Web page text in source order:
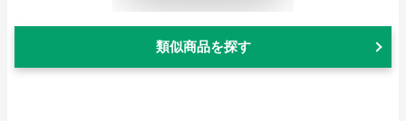
類似商品を探す